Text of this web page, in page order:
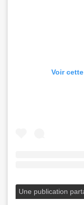
Voir
Une publication